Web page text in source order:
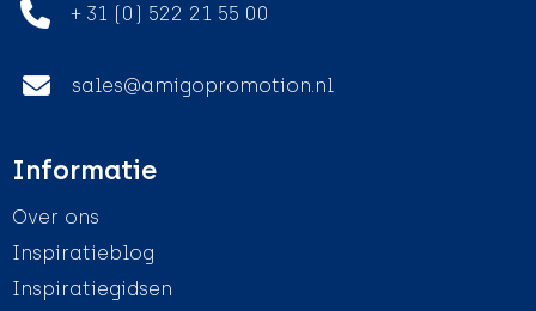
+ 31 (0) 522 21 55 00
sales@amigopromotion.nl
Informatie
Over ons
Inspiratieblog
Inspiratiegidsen